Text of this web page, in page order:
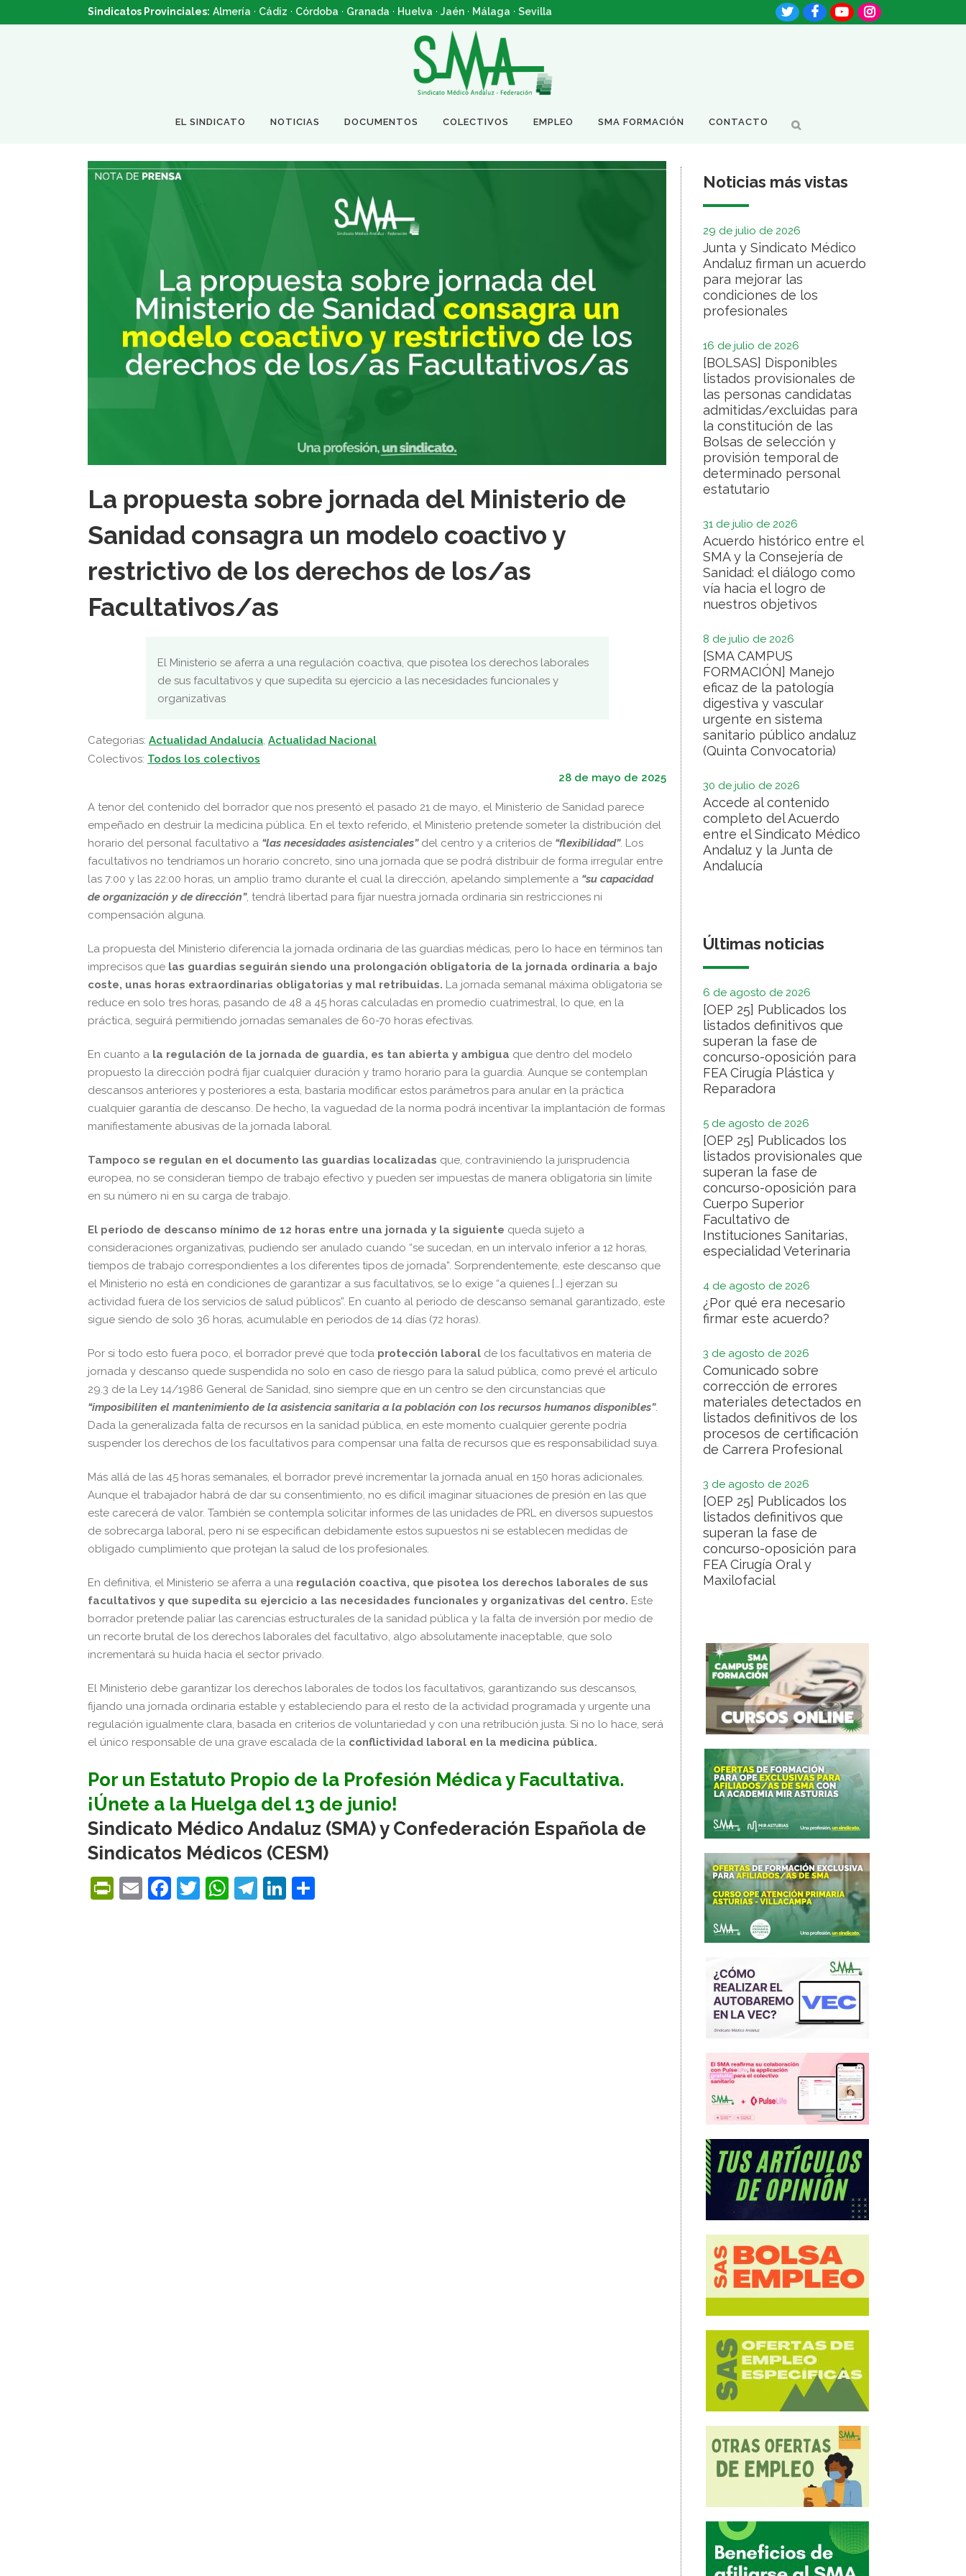
Sindicatos Provinciales: Almería · Cádiz · Córdoba · Granada · Huelva · Jaén · Málaga · Sevilla
EL SINDICATO NOTICIAS DOCUMENTOS COLECTIVOS EMPLEO SMA FORMACIÓN CONTACTO
La propuesta sobre jornada del Ministerio de
Sanidad consagra un modelo coactivo y
restrictivo de los derechos de los/as
Facultativos/as
El Ministerio se aferra a una regulación coactiva, que pisotea los derechos laborales
de sus facultativos y que supedita su ejercicio a las necesidades funcionales y
organizativas
Categorias: Actualidad Andalucía, Actualidad Nacional
Colectivos: Todos los colectivos
28 de mayo de 2025
A tenor del contenido del borrador que nos presentó el pasado 21 de mayo, el Ministerio de Sanidad parece
empeñado en destruir la medicina pública. En el texto referido, el Ministerio pretende someter la distribución del
horario del personal facultativo a “las necesidades asistenciales”del centro y a criterios de “flexibilidad”. Los
facultativos no tendríamos un horario concreto, sino una jornada que se podrá distribuir de forma irregular entre
las 7:00 y las 22:00 horas, un amplio tramo durante el cual la dirección, apelando simplemente a “su capacidad
de organización y de dirección”, tendrá libertad para fijar nuestra jornada ordinaria sin restricciones ni
compensación alguna.
La propuesta del Ministerio diferencia la jornada ordinaria de las guardias médicas, pero lo hace en términos tan
imprecisos que las guardias seguirán siendo una prolongación obligatoria de la jornada ordinaria a bajo
coste, unas horas extraordinarias obligatorias y mal retribuidas. La jornada semanal máxima obligatoria se
reduce en solo tres horas, pasando de 48 a 45 horas calculadas en promedio cuatrimestral, lo que, en la
práctica, seguirá permitiendo jornadas semanales de 60-70 horas efectivas.
En cuanto a la regulación de la jornada de guardia, es tan abierta y ambigua que dentro del modelo
propuesto la dirección podrá fijar cualquier duración y tramo horario para la guardia. Aunque se contemplan
descansos anteriores y posteriores a esta, bastaría modificar estos parámetros para anular en la práctica
cualquier garantía de descanso. De hecho, la vaguedad de la norma podrá incentivar la implantación de formas
manifiestamente abusivas de la jornada laboral.
Tampoco se regulan en el documento las guardias localizadas que, contraviniendo la jurisprudencia
europea, no se consideran tiempo de trabajo efectivo y pueden ser impuestas de manera obligatoria sin límite
en su número ni en su carga de trabajo.
El periodo de descanso mínimo de 12 horas entre una jornada y la siguiente queda sujeto a
consideraciones organizativas, pudiendo ser anulado cuando “se sucedan, en un intervalo inferior a 12 horas,
tiempos de trabajo correspondientes a los diferentes tipos de jornada”. Sorprendentemente, este descanso que
el Ministerio no está en condiciones de garantizar a sus facultativos, se lo exige “a quienes […] ejerzan su
actividad fuera de los servicios de salud públicos”. En cuanto al periodo de descanso semanal garantizado, este
sigue siendo de solo 36 horas, acumulable en periodos de 14 días (72 horas).
Por si todo esto fuera poco, el borrador prevé que toda protección laboral de los facultativos en materia de
jornada y descanso quede suspendida no solo en caso de riesgo para la salud pública, como prevé el artículo
29.3 de la Ley 14/1986 General de Sanidad, sino siempre que en un centro se den circunstancias que
“imposibiliten el mantenimiento de la asistencia sanitaria a la población con los recursos humanos disponibles”.
Dada la generalizada falta de recursos en la sanidad pública, en este momento cualquier gerente podría
suspender los derechos de los facultativos para compensar una falta de recursos que es responsabilidad suya.
Más allá de las 45 horas semanales, el borrador prevé incrementar la jornada anual en 150 horas adicionales.
Aunque el trabajador habrá de dar su consentimiento, no es difícil imaginar situaciones de presión en las que
este carecerá de valor. También se contempla solicitar informes de las unidades de PRL en diversos supuestos
de sobrecarga laboral, pero ni se especifican debidamente estos supuestos ni se establecen medidas de
obligado cumplimiento que protejan la salud de los profesionales.
En definitiva, el Ministerio se aferra a una regulación coactiva, que pisotea los derechos laborales de sus
facultativos y que supedita su ejercicio a las necesidades funcionales y organizativas del centro. Este
borrador pretende paliar las carencias estructurales de la sanidad pública y la falta de inversión por medio de
un recorte brutal de los derechos laborales del facultativo, algo absolutamente inaceptable, que solo
incrementará su huida hacia el sector privado.
El Ministerio debe garantizar los derechos laborales de todos los facultativos, garantizando sus descansos,
fijando una jornada ordinaria estable y estableciendo para el resto de la actividad programada y urgente una
regulación igualmente clara, basada en criterios de voluntariedad y con una retribución justa. Si no lo hace, será
el único responsable de una grave escalada de la conflictividad laboral en la medicina pública.
Por un Estatuto Propio de la Profesión Médica y Facultativa.
¡Únete a la Huelga del 13 de junio!
Sindicato Médico Andaluz (SMA) y Confederación Española de
Sindicatos Médicos (CESM)
PrintFriendly
EmailFacebook
Twitter
WhatsApp
Telegram
LinkedIn
Noticias más vistas
29 de julio de 2026
Junta y Sindicato Médico
Andaluz firman un acuerdo
para mejorar las
condiciones de los
profesionales
16 de julio de 2026
[BOLSAS] Disponibles
listados provisionales de
las personas candidatas
admitidas/excluidas para
la constitución de las
Bolsas de selección y
provisión temporal de
determinado personal
estatutario
31 de julio de 2026
Acuerdo histórico entre el
SMA y la Consejería de
Sanidad: el diálogo como
vía hacia el logro de
nuestros objetivos
8 de julio de 2026
[SMA CAMPUS
FORMACIÓN] Manejo
eficaz de la patología
digestiva y vascular
urgente en sistema
sanitario público andaluz
(Quinta Convocatoria)
30 de julio de 2026
Accede al contenido
completo del Acuerdo
entre el Sindicato Médico
Andaluz y la Junta de
Andalucía
Últimas noticias
6 de agosto de 2026
[OEP 25] Publicados los
listados definitivos que
superan la fase de
concurso-oposición para
FEA Cirugía Plástica y
Reparadora
5 de agosto de 2026
[OEP 25] Publicados los
listados provisionales que
superan la fase de
concurso-oposición para
Cuerpo Superior
Facultativo de
Instituciones Sanitarias,
especialidad Veterinaria
4 de agosto de 2026
¿Por qué era necesario
firmar este acuerdo?
3 de agosto de 2026
Comunicado sobre
corrección de errores
materiales detectados en
listados definitivos de los
procesos de certificación
de Carrera Profesional
3 de agosto de 2026
[OEP 25] Publicados los
listados definitivos que
superan la fase de
concurso-oposición para
FEA Cirugía Oral y
Maxilofacial